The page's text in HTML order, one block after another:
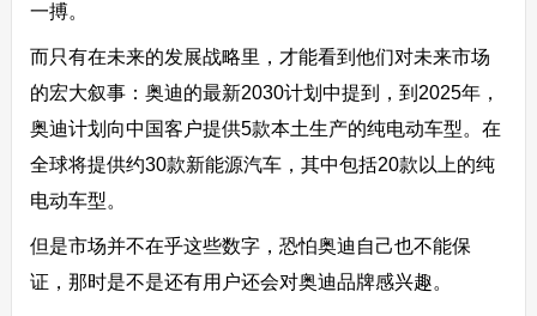
一搏。
而只有在未来的发展战略里，才能看到他们对未来市场
的宏大叙事：奥迪的最新2030计划中提到，到2025年，
奥迪计划向中国客户提供5款本土生产的纯电动车型。在
全球将提供约30款新能源汽车，其中包括20款以上的纯
电动车型。
但是市场并不在乎这些数字，恐怕奥迪自己也不能保
证，那时是不是还有用户还会对奥迪品牌感兴趣。